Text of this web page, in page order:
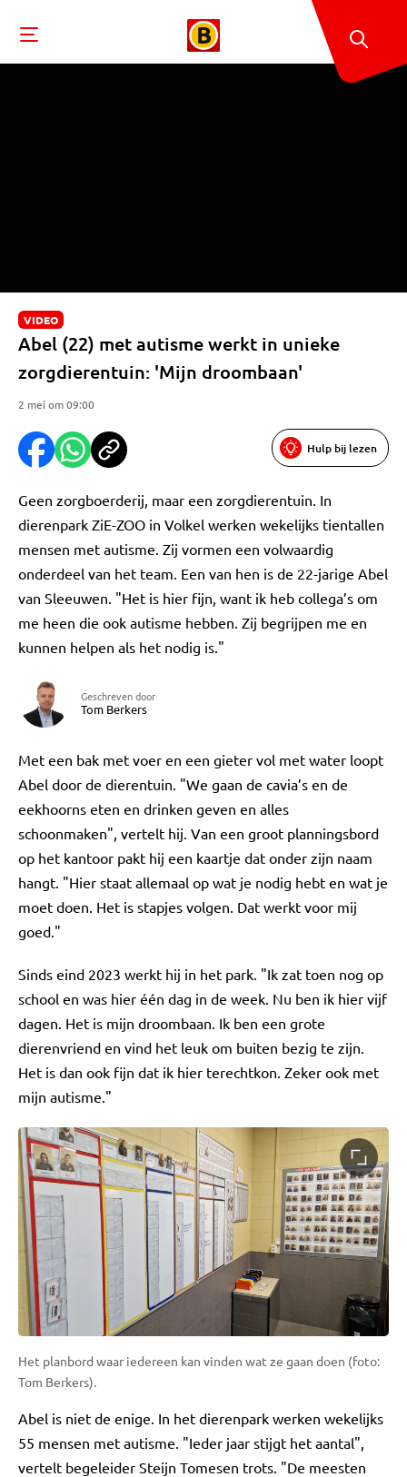
VIDEO
Abel (22) met autisme werkt in unieke
zorgdierentuin: 'Mijn droombaan'
2 mei om 09:00
Hulp bij lezen
Geen zorgboerderij, maar een zorgdierentuin. In
dierenpark ZiE-ZOO in Volkel werken wekelijks tientallen
mensen met autisme. Zij vormen een volwaardig
onderdeel van het team. Een van hen is de 22-jarige Abel
van Sleeuwen. "Het is hier fijn, want ik heb collega’s om
me heen die ook autisme hebben. Zij begrijpen me en
kunnen helpen als het nodig is."
Geschreven door
Tom Berkers
Met een bak met voer en een gieter vol met water loopt
Abel door de dierentuin. "We gaan de cavia’s en de
eekhoorns eten en drinken geven en alles
schoonmaken", vertelt hij. Van een groot planningsbord
op het kantoor pakt hij een kaartje dat onder zijn naam
hangt. "Hier staat allemaal op wat je nodig hebt en wat je
moet doen. Het is stapjes volgen. Dat werkt voor mij
goed."
Sinds eind 2023 werkt hij in het park. "Ik zat toen nog op
school en was hier één dag in de week. Nu ben ik hier vijf
dagen. Het is mijn droombaan. Ik ben een grote
dierenvriend en vind het leuk om buiten bezig te zijn.
Het is dan ook fijn dat ik hier terechtkon. Zeker ook met
mijn autisme."
Het planbord waar iedereen kan vinden wat ze gaan doen (foto:
Tom Berkers).
Abel is niet de enige. In het dierenpark werken wekelijks
55 mensen met autisme. "Ieder jaar stijgt het aantal",
vertelt begeleider Steijn Tomesen trots. "De meesten